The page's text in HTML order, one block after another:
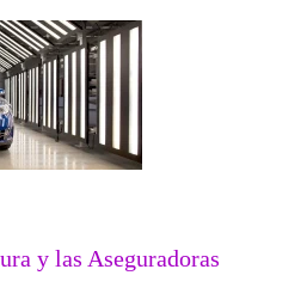
y las Aseguradoras